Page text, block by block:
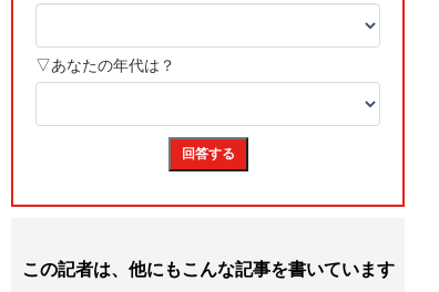
この記者は、他にもこんな記事を書いています